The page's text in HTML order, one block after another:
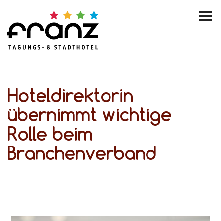
Hoteldirektorin
übernimmt wichtige
Rolle beim
Branchenverband